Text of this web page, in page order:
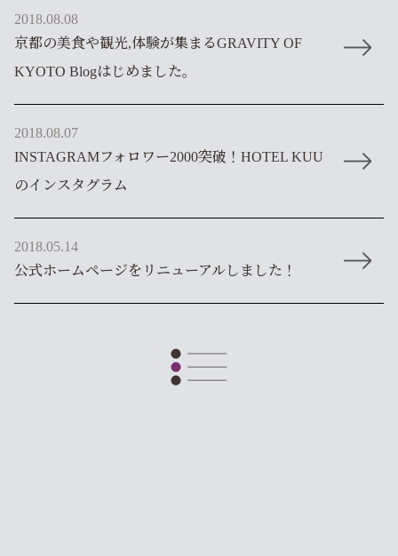
2018.08.08
京都の美食や観光,体験が集まるGRAVITY OF
KYOTO Blogはじめました。
2018.08.07
INSTAGRAMフォロワー2000突破！HOTEL KUU
のインスタグラム
2018.05.14
公式ホームページをリニューアルしました！